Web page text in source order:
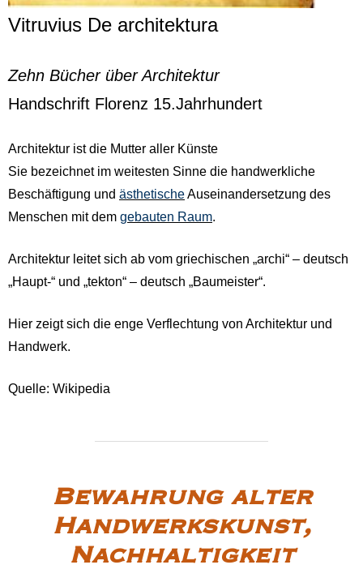
Vitruvius De architektura
Zehn Bücher über Architektur
Handschrift Florenz 15.Jahrhundert
Architektur ist die Mutter aller Künste
Sie bezeichnet im weitesten Sinne die handwerkliche
Beschäftigung und ästhetischeAuseinandersetzung des
Menschen mit dem gebauten Raum.
Architektur leitet sich ab vom griechischen „archi“ – deutsch
„Haupt-“ und „tekton“ – deutsch „Baumeister“.
Hier zeigt sich die enge Verflechtung von Architektur und
Handwerk.
Quelle: Wikipedia
Bewahrung alter
Handwerkskunst,
Nachhaltigkeit